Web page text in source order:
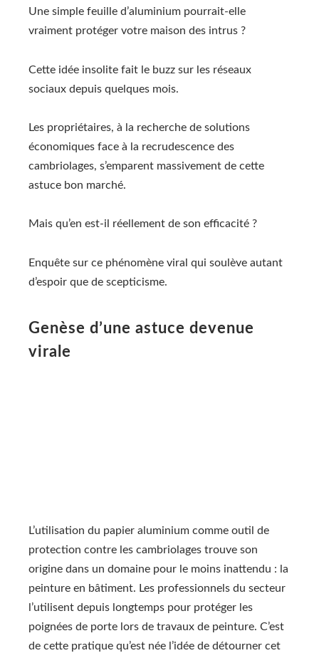
Une simple feuille d’aluminium pourrait-elle
vraiment protéger votre maison des intrus ?
Cette idée insolite fait le buzz sur les réseaux
sociaux depuis quelques mois.
Les propriétaires, à la recherche de solutions
économiques face à la recrudescence des
cambriolages, s’emparent massivement de cette
astuce bon marché.
Mais qu’en est-il réellement de son efficacité ?
Enquête sur ce phénomène viral qui soulève autant
d’espoir que de scepticisme.
Genèse d’une astuce devenue
virale
L’utilisation du papier aluminium comme outil de
protection contre les cambriolages trouve son
origine dans un domaine pour le moins inattendu : la
peinture en bâtiment. Les professionnels du secteur
l’utilisent depuis longtemps pour protéger les
poignées de porte lors de travaux de peinture. C’est
de cette pratique qu’est née l’idée de détourner cet